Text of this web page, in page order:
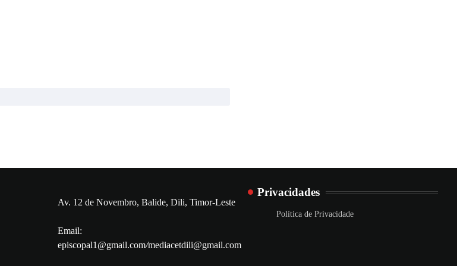
Av. 12 de Novembro, Balide, Dili, Timor-Leste
Email:
episcopal1@gmail.com/mediacetdili@gmail.com
Privacidades
Política de Privacidade